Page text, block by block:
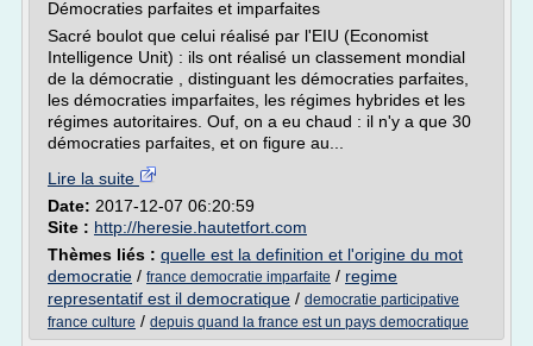
Démocraties parfaites et imparfaites
Sacré boulot que celui réalisé par l'EIU (Economist
Intelligence Unit) : ils ont réalisé un classement mondial
de la démocratie , distinguant les démocraties parfaites,
les démocraties imparfaites, les régimes hybrides et les
régimes autoritaires. Ouf, on a eu chaud : il n'y a que 30
démocraties parfaites, et on figure au...
Lire la suite
Date: 2017-12-07 06:20:59
Site : http://heresie.hautetfort.com
Thèmes liés : quelle est la definition et l'origine du mot
democratie / france democratie imparfaite / regime
representatif est il democratique / democratie participative
france culture / depuis quand la france est un pays democratique